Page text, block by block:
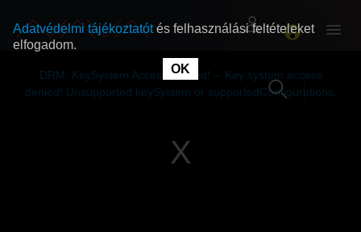
RÓLUNK
RÓLUNK
DRM: KeySystem Access Denied! -- Key system access
denied! Unsupported keySystem or supportedConfigurations.
Adatvédelmi tájékoztatótés felhasználási feltételeket
elfogadom.
OK